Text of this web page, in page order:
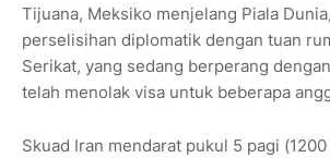
Tijuana, Meksiko menjelang Piala
perselisihan diplomatik dengan tuan
Serikat, yang sedang berperang
telah menolak visa untuk beberapa
Skuad Iran mendarat pukul 5 pagi